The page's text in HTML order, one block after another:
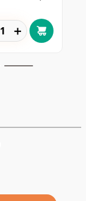
＋